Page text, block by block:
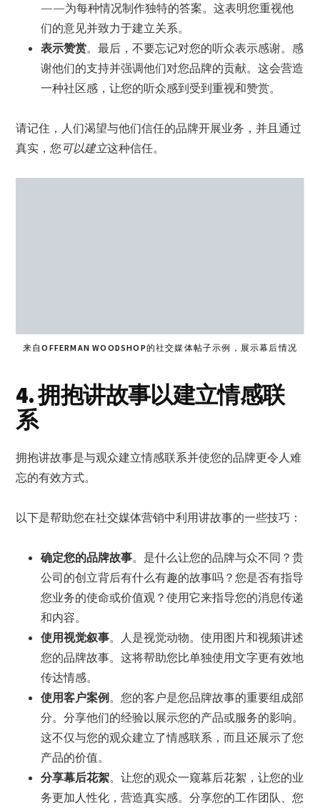
——为每种情况制作独特的答案。这表明您重视他
们的意见并致力于建立关系。
表示赞赏。最后，不要忘记对您的听众表示感谢。感
谢他们的支持并强调他们对您品牌的贡献。这会营造
一种社区感，让您的听众感到受到重视和赞赏。
请记住，人们渴望与他们信任的品牌开展业务，并且通过
真实，您 可以建立这种信任。
来自OFFERMAN WOODSHOP的社交媒体帖子示例，展示幕后情况
4. 拥抱讲故事以建立情感联
系
拥抱讲故事是与观众建立情感联系并使您的品牌更令人难
忘的有效方式。
以下是帮助您在社交媒体营销中利用讲故事的一些技巧：
确定您的品牌故事。是什么让您的品牌与众不同？贵
公司的创立背后有什么有趣的故事吗？您是否有指导
您业务的使命或价值观？使用它来指导您的消息传递
和内容。
使用视觉叙事。人是视觉动物。使用图片和视频讲述
您的品牌故事。这将帮助您比单独使用文字更有效地
传达情感。
使用客户案例 。您的客户是您品牌故事的重要组成部
分。分享他们的经验以展示您的产品或服务的影响。
这不仅与您的观众建立了情感联系，而且还展示了您
产品的价值。
分享幕后花絮。让您的观众一窥幕后花絮，让您的业
务更加人性化，营造真实感。分享您的工作团队、您